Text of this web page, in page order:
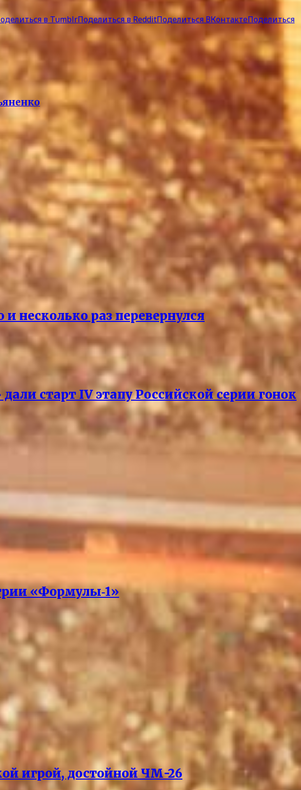
в TumblrПоделиться в RedditПоделиться ВКонтактеПоделиться
несколько раз перевернулся
старт IV этапу Российской серии гонок
«Формулы‑1»
игрой, достойной ЧМ-26